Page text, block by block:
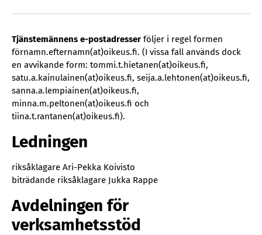
Tjänstemännens e-postadresser följer i regel formen
förnamn.efternamn(at)oikeus.fi. (I vissa fall används dock
en avvikande form: tommi.t.hietanen(at)oikeus.fi,
satu.a.kainulainen(at)oikeus.fi, seija.a.lehtonen(at)oikeus.fi,
sanna.a.lempiainen(at)oikeus.fi,
minna.m.peltonen(at)oikeus.fi och
tiina.t.rantanen(at)oikeus.fi).
Ledningen
riksåklagare Ari-Pekka Koivisto
biträdande riksåklagare Jukka Rappe
Avdelningen för
verksamhetsstöd